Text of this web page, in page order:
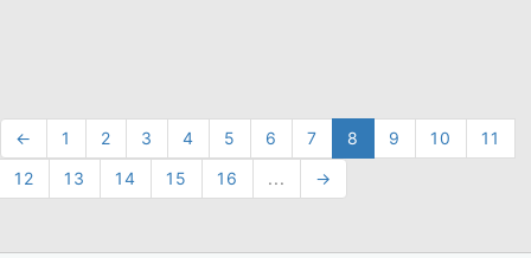
← 1 2 3 4 5 6 7 8 9 10
11
12
13 14 15 16 ... →